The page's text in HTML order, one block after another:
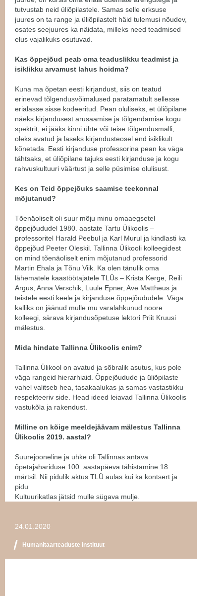
24.01.2020
Humanitaarteaduste instituut
tutvustab neid üliõpilastele. Samas selle erksuse
juures on ta range ja üliõpilastelt häid tulemusi nõudev,
osates seejuures ka näidata, milleks need teadmised
elus vajalikuks osutuvad.
Kas õppejõud peab oma teaduslikku teadmist ja
isiklikku arvamust lahus hoidma?
Kuna ma õpetan eesti kirjandust, siis on teatud
erinevad tõlgendusvõimalused paratamatult sellesse
erialasse sisse kodeeritud. Pean oluliseks, et üliõpilane
näeks kirjandusest arusaamise ja tõlgendamise kogu
spektrit, ei jääks kinni ühte või teise tõlgendusmalli,
oleks avatud ja laseks kirjandusteosel end isiklikult
kõnetada. Eesti kirjanduse professorina pean ka väga
tähtsaks, et üliõpilane tajuks eesti kirjanduse ja kogu
rahvuskultuuri väärtust ja selle püsimise olulisust.
Kes on Teid õppejõuks saamise teekonnal
mõjutanud?
Tõenäoliselt oli suur mõju minu omaaegsetel
õppejõududel 1980. aastate Tartu Ülikoolis –
professoritel Harald Peebul ja Karl Murul ja kindlasti ka
õppejõud Peeter Oleskil. Tallinna Ülikooli kolleegidest
on mind tõenäoliselt enim mõjutanud professorid
Martin Ehala ja Tõnu Viik. Ka olen tänulik oma
lähematele kaastöötajatele TLÜs – Krista Kerge, Reili
Argus, Anna Verschik, Luule Epner, Ave Mattheus ja
teistele eesti keele ja kirjanduse õppejõududele. Väga
kalliks on jäänud mulle mu varalahkunud noore
kolleegi, särava kirjandusõpetuse lektori Priit Kruusi
mälestus.
Mida hindate Tallinna Ülikoolis enim?
Tallinna Ülikool on avatud ja sõbralik asutus, kus pole
väga rangeid hierarhiaid. Õppejõudude ja üliõpilaste
vahel valitseb hea, tasakaalukas ja samas vastastikku
respekteeriv side. Head ideed leiavad Tallinna Ülikoolis
vastukõla ja rakendust.
Milline on kõige meeldejäävam mälestus Tallinna
Ülikoolis 2019. aastal?
Suurejooneline ja uhke oli Tallinnas antava
õpetajahariduse 100. aastapäeva tähistamine 18.
märtsil. Nii pidulik aktus TLÜ aulas kui ka kontsert ja
pidu
Kultuurikatlas jätsid mulle sügava mulje.